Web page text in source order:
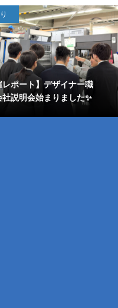
レポート】デザイナー職
社説明会始まりました✨